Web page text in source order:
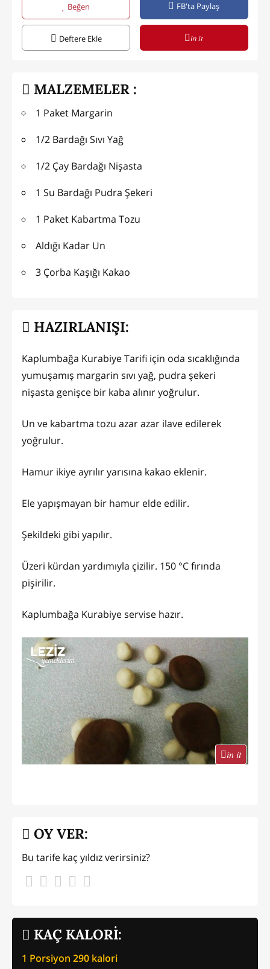
Beğen FB'ta Paylaş
Deftere Ekle in it
MALZEMELER :
1 Paket Margarin
1/2 Bardağı Sıvı Yağ
1/2 Çay Bardağı Nişasta
1 Su Bardağı Pudra Şekeri
1 Paket Kabartma Tozu
Aldığı Kadar Un
3 Çorba Kaşığı Kakao
HAZIRLANIŞI:
Kaplumbağa Kurabiye Tarifi için oda sıcaklığında
yumuşamış margarin sıvı yağ, pudra şekeri
nişasta genişce bir kaba alınır yoğrulur.
Un ve kabartma tozu azar azar ilave edilerek
yoğrulur.
Hamur ikiye ayrılır yarısına kakao eklenir.
Ele yapışmayan bir hamur elde edilir.
Şekildeki gibi yapılır.
Üzeri kürdan yardımıyla çizilir. 150 °C fırında
pişirilir.
Kaplumbağa Kurabiye servise hazır.
in it
KAÇ KALORİ:
1 Porsiyon 290 kalori
OY VER:
Bu tarife kaç yıldız verirsiniz?